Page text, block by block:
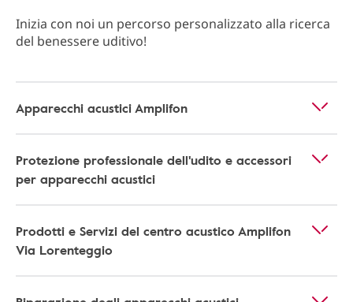
Inizia con noi un percorso personalizzato alla ricerca
del benessere uditivo!
Apparecchi acustici Amplifon
Protezione professionale dell'udito e accessori
per apparecchi acustici
Prodotti e Servizi del centro acustico Amplifon
Via Lorenteggio